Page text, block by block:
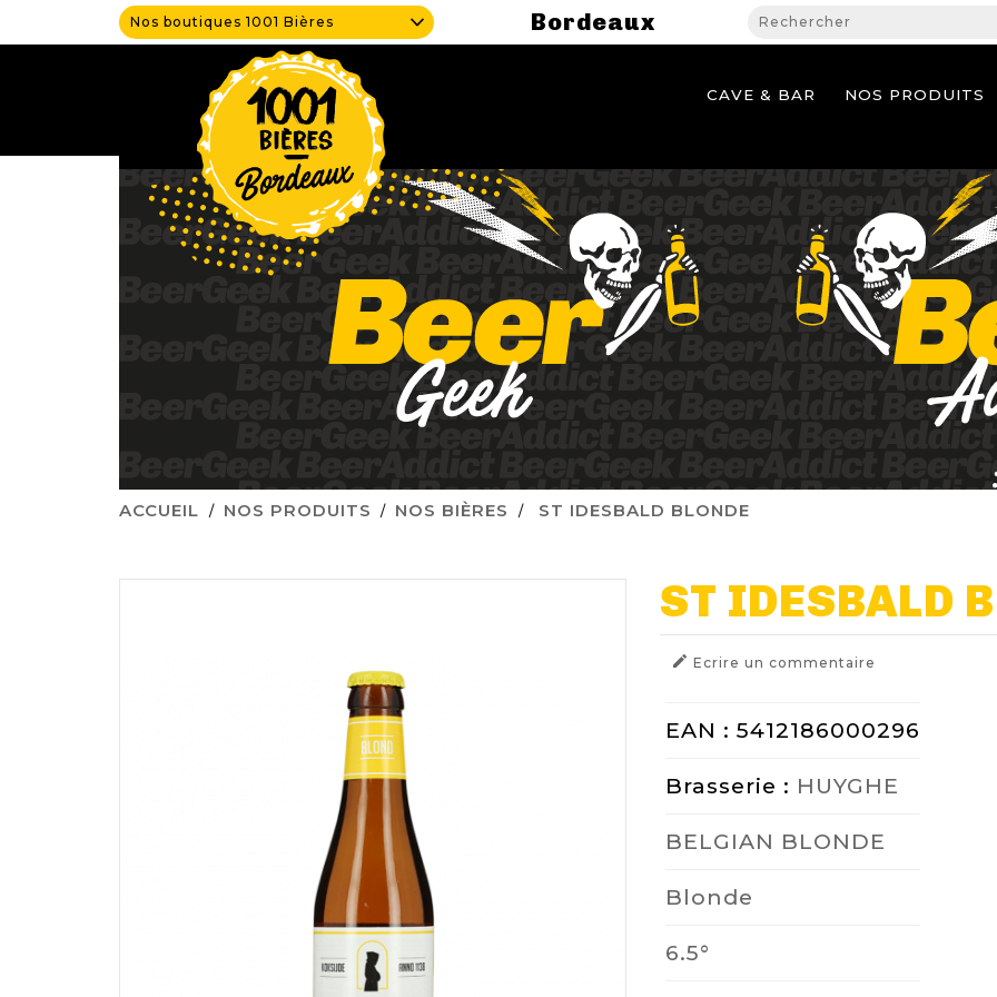
Nos boutiques 1001 Bières Bordeaux
CAVE & BAR NOS PRODUITS
ACCUEIL NOS PRODUITS NOS BIÈRES ST IDESBALD BLONDE
ST IDESBALD
 Ecrire un commentaire
EAN : 5412186000296
Brasserie : HUYGHE
BELGIAN BLONDE
Blonde
6.5°